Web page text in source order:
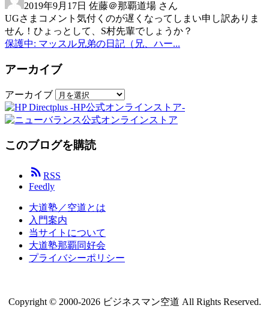
2019年9月17日 佐藤＠那覇道場 さん
UGさまコメント気付くのが遅くなってしまい申し訳ありま
せん！ひょっとして、S村先輩でしょうか？
保護中: マッスル兄弟の日記（兄、ハー...
アーカイブ
アーカイブ
このブログを購読
 RSS
Feedly
大道塾／空道とは
入門案内
当サイトについて
大道塾那覇同好会
プライバシーポリシー
Copyright © 2000-2026 ビジネスマン空道 All Rights Reserved.